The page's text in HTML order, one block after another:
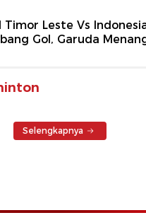
Timor Leste Vs
Gol, Garuda
Selengkapnya